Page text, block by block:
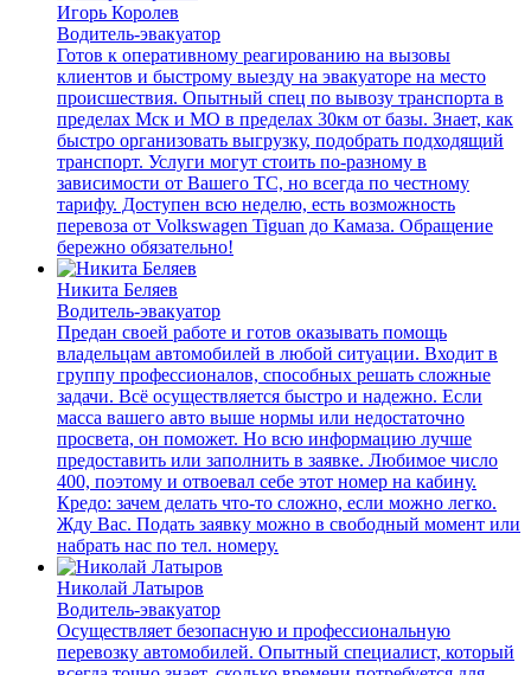
Игорь Королев
Водитель-эвакуатор
Готов к оперативному реагированию на вызовы
клиентов и быстрому выезду на эвакуаторе на место
происшествия. Опытный спец по вывозу транспорта в
пределах Мск и МО в пределах 30км от базы. Знает, как
быстро организовать выгрузку, подобрать подходящий
транспорт. Услуги могут стоить по-разному в
зависимости от Вашего ТС, но всегда по честному
тарифу. Доступен всю неделю, есть возможность
перевоза от Volkswagen Tiguan до Камаза. Обращение
бережно обязательно!
Никита Беляев
Водитель-эвакуатор
Предан своей работе и готов оказывать помощь
владельцам автомобилей в любой ситуации. Входит в
группу профессионалов, способных решать сложные
задачи. Всё осуществляется быстро и надежно. Если
масса вашего авто выше нормы или недостаточно
просвета, он поможет. Но всю информацию лучше
предоставить или заполнить в заявке. Любимое число
400, поэтому и отвоевал себе этот номер на кабину.
Кредо: зачем делать что-то сложно, если можно легко.
Жду Вас. Подать заявку можно в свободный момент или
набрать нас по тел. номеру.
Николай Латыров
Водитель-эвакуатор
Осуществляет безопасную и профессиональную
перевозку автомобилей. Опытный специалист, который